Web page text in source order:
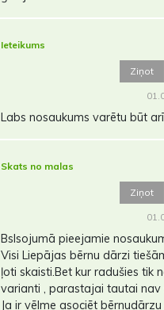
Ieteikums
Ziņot
Labs nosaukums varētu būt arī
Skats no malas
Ziņot
Bslsojumā pieejamie
Visi Liepājas bērnu dārzi
ļoti skaisti.Bet kur radušies tik
varianti , parastajai tautai nav
Ja ir vēlme asociēt